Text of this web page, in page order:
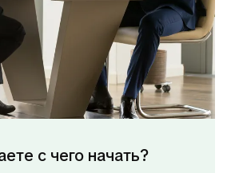
с чего начать?